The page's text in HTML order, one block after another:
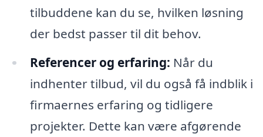
tilbuddene kan du se, hvilken løsning
der bedst passer til dit behov.
Referencer og erfaring: Når du
indhenter tilbud, vil du også få indblik i
firmaernes erfaring og tidligere
projekter. Dette kan være afgørende